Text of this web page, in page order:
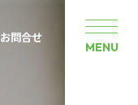
MENU
お問合せ